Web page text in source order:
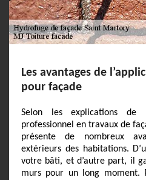
Les avantages de
pour façade
Selon les explications de
professionnel en travaux de
présente de nombreux
extérieurs des habitations.
votre bâti, et d’autre part, il
murs pour un long moment.